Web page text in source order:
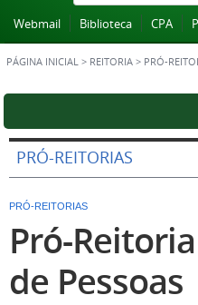
Webmail Biblioteca CPA
PÁGINA INICIAL > REITORIA > PRÓ-
PRÓ-REITORIAS
PRÓ-REITORIAS
Pró-
de Pessoas